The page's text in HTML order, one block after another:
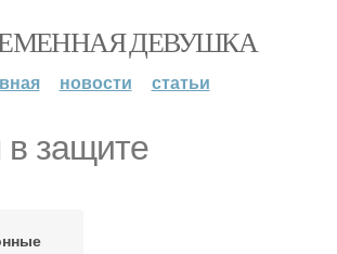
ДЕВУШКА
новости статьи
защите